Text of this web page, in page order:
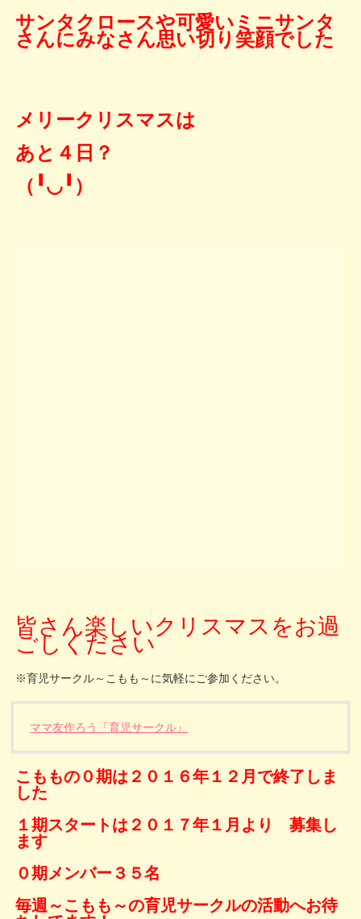
サンタクロースや可愛いミニサンタ
さんにみなさん思い切り笑顔でした
メリークリスマスは
あと４日？
（╹◡╹）
皆さん楽しいクリスマスをお過
ごしください
※育児サークル～こもも～に気軽にご参加ください。
ママ友作ろう『育児サークル』
こももの０期は２０１６年１２月で終了しま
した
１期スタートは２０１７年１月より 募集し
ます
０期メンバー３５名
毎週～こもも～の育児サークルの活動へお待